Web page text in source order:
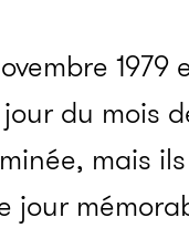
1979
du mois
mais
jour